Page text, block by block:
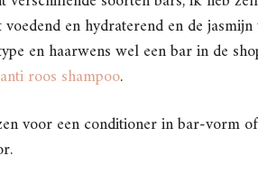
en hydraterend en de
en haarwens wel een bar in de
anti roos shampoo.
voor een conditioner in bar-vorm